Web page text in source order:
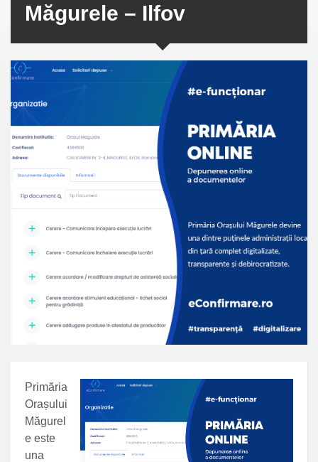
Măgurele – Ilfov
Primăria
Orașului
Măgurel
e este
una